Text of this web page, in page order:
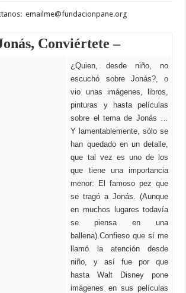
emailme@fundacionpane.org
Conviértete –
¿Quien, desde niño, no
escuchó sobre Jonás?, o
vio unas imágenes, libros,
pinturas y hasta películas
sobre el tema de Jonás …
Y lamentablemente, sólo se
han quedado en un detalle,
que tal vez es uno de los
que tiene una importancia
menor: El famoso pez que
se tragó a Jonás. (Aunque
en muchos lugares todavía
se piensa en una
ballena).Confieso que sí me
llamó la atención desde
niño, y así fue por que
hasta Walt Disney pone
imágenes en sus películas